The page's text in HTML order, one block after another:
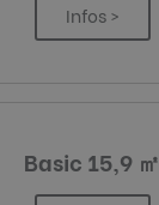
Infos >
Basic 15,9 ㎡